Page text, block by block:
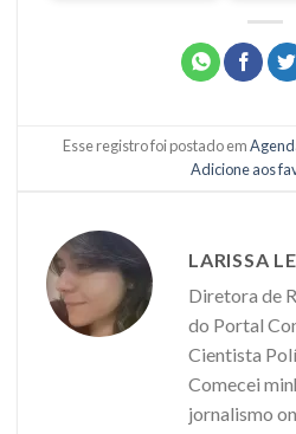
Esse registro foi postado em
Adicione aos
LARISSA
Diretora de
do Portal
Cientista
Comecei
jornalismo